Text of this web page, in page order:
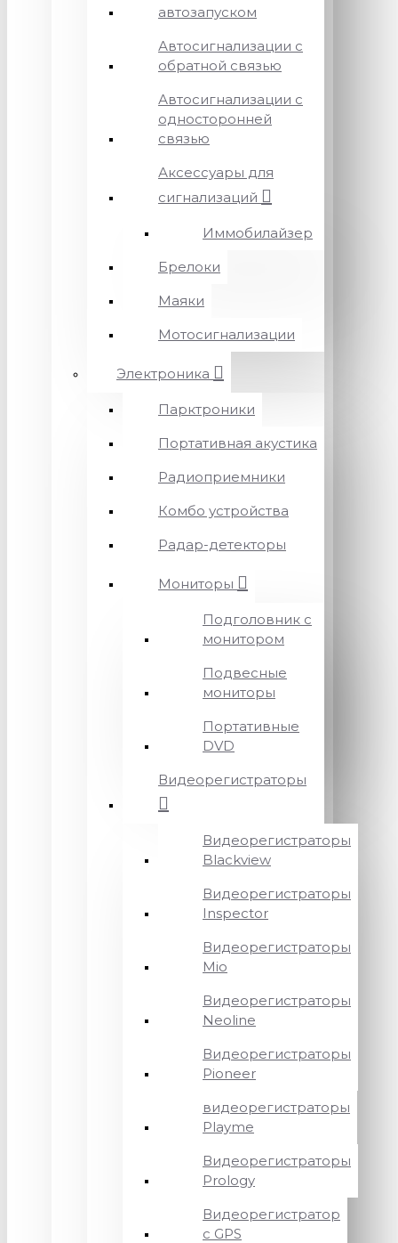
автозапуском
Автосигнализации с
обратной связью
Автосигнализации с
односторонней
связью
Аксессуары для
сигнализаций
Иммобилайзер
Брелоки
Маяки
Мотосигнализации
Электроника
Парктроники
Портативная акустика
Радиоприемники
Комбо устройства
Радар-детекторы
Мониторы
Подголовник с
монитором
Подвесные
мониторы
Портативные
DVD
Видеорегистраторы
Видеорегистраторы
Blackview
Видеорегистраторы
Inspector
Видеорегистраторы
Mio
Видеорегистраторы
Neoline
Видеорегистраторы
Pioneer
видеорегистраторы
Playme
Видеорегистраторы
Prology
Видеорегистратор
с GPS